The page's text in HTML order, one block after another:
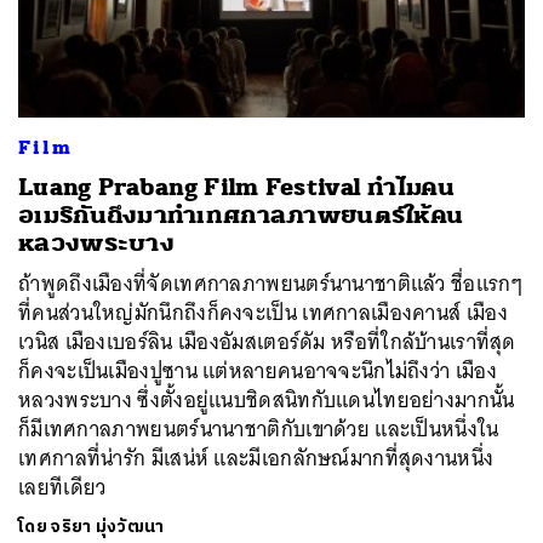
Film
Luang Prabang Film Festival ทำไมคน
อเมริกันถึงมาทำเทศกาลภาพยนตร์ให้คน
หลวงพระบาง
ถ้าพูดถึงเมืองที่จัดเทศกาลภาพยนตร์นานาชาติแล้ว ชื่อแรกๆ
ที่คนส่วนใหญ่มักนึกถึงก็คงจะเป็น เทศกาลเมืองคานส์ เมือง
เวนิส เมืองเบอร์ลิน เมืองอัมสเตอร์ดัม หรือที่ใกล้บ้านเราที่สุด
ก็คงจะเป็นเมืองปูซาน แต่หลายคนอาจจะนึกไม่ถึงว่า เมือง
หลวงพระบาง ซึ่งตั้งอยู่แนบชิดสนิทกับแดนไทยอย่างมากนั้น
ก็มีเทศกาลภาพยนตร์นานาชาติกับเขาด้วย และเป็นหนึ่งใน
เทศกาลที่น่ารัก มีเสน่ห์ และมีเอกลักษณ์มากที่สุดงานหนึ่ง
เลยทีเดียว
โดยจริยา มุ่งวัฒนา
SHARE TWEET LINE EMAIL